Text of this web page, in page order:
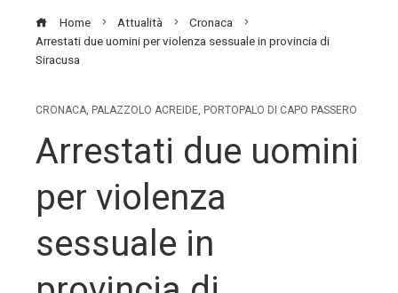
Home Attualità
Cronaca
Arrestati due uomini per violenza sessuale in provincia di
Siracusa
CRONACA, PALAZZOLO ACREIDE, PORTOPALO DI CAPO PASSERO
Arrestati due uomini
per violenza
sessuale in